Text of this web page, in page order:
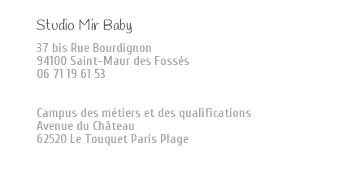
Studio Mir Baby
37 bis Rue Bourdignon
94100 Saint-Maur des Fossés
06 71 19 61 53
Campus des métiers et des qualifications
Avenue du Château
62520 Le Touquet Paris Plage